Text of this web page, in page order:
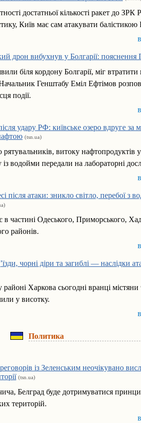
достатньої кількості ракет до
Київ має сам атакувати балістикою
дрон вибухнув у Болгарії: пояснення
біля кордону Болгарії, міг втратити
Генштабу Еміл Ефтімов
події.
удару РФ: київське озеро вдруге за
(tsn.ua)
рятувальників, витоку нафтопродуктів
із водойми передали на лабораторні
після атаки: зникло світло, перебої з
в частині Одеського, Приморського,
районів.
чорні діри та загиблі — наслідки
районі Харкова сьогодні вранці
у висотку.
Политика
із Зеленським неочікувано
(tsn.ua)
Белград буде дотримуватися
територій.